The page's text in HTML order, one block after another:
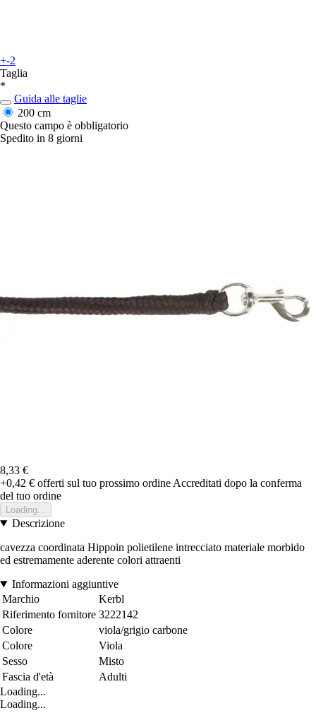
+-2
Taglia
*
Guida alle taglie
200 cm
Questo campo è obbligatorio
Spedito in 8 giorni
8,33 €
+0,42 € offerti sul tuo prossimo ordine Accreditati dopo la conferma
del tuo ordine
Loading...
Descrizione
cavezza coordinata Hippoin polietilene intrecciato materiale morbido
ed estremamente aderente colori attraenti
Informazioni aggiuntive
Marchio
Kerbl
Riferimento fornitore 3222142
Colore
viola/grigio carbone
Colore
Viola
Sesso
Misto
Fascia d'età
Adulti
Loading...
Loading...